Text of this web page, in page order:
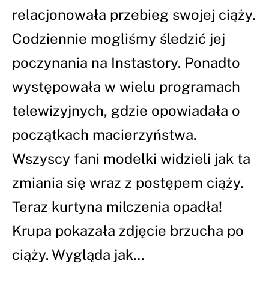
relacjonowała przebieg swojej ciąży.
Codziennie mogliśmy śledzić jej
poczynania na Instastory. Ponadto
występowała w wielu programach
telewizyjnych, gdzie opowiadała o
początkach macierzyństwa.
Wszyscy fani modelki widzieli jak ta
zmiania się wraz z postępem ciąży.
Teraz kurtyna milczenia opadła!
Krupa pokazała zdjęcie brzucha po
ciąży. Wygląda jak…